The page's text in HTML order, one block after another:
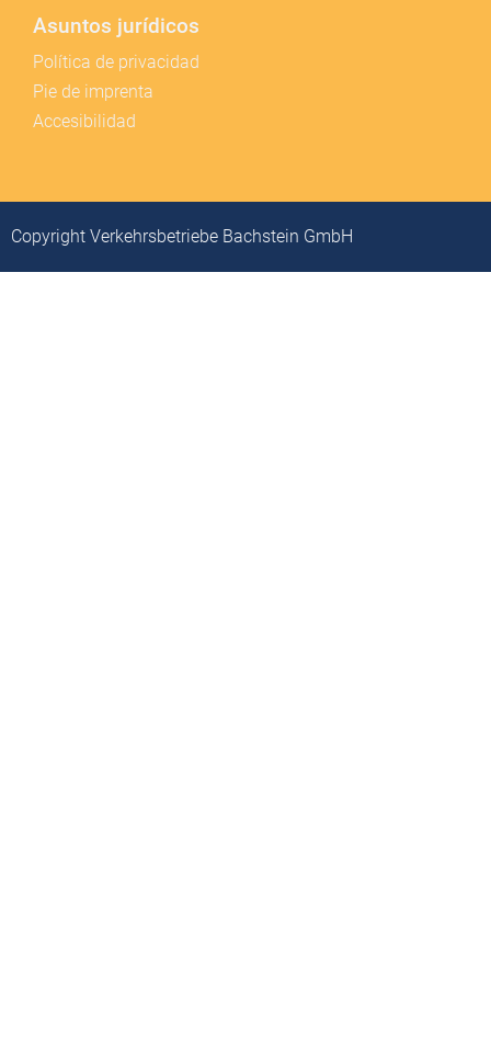
Asuntos jurídicos
Política de privacidad
Pie de imprenta
Accesibilidad
Copyright Verkehrsbetriebe Bachstein GmbH